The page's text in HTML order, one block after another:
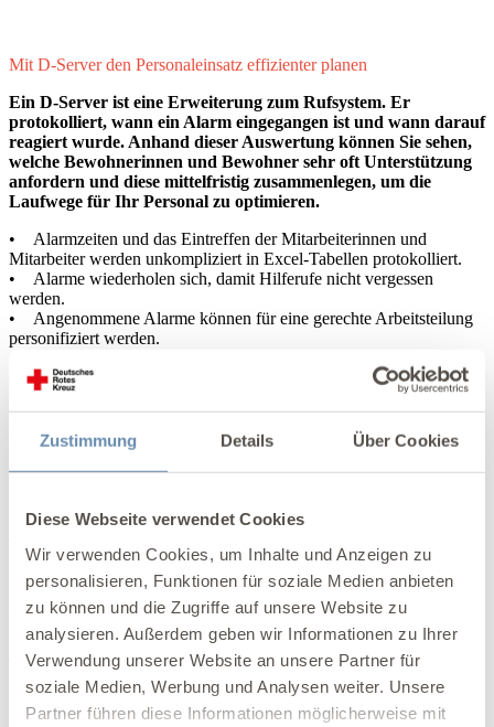
Zustimmung Details Über Cookies
Diese Webseite verwendet Cookies
Wir verwenden Cookies, um Inhalte und Anzeigen zu
personalisieren, Funktionen für soziale Medien anbieten
zu können und die Zugriffe auf unsere Website zu
analysieren. Außerdem geben wir Informationen zu Ihrer
Verwendung unserer Website an unsere Partner für
soziale Medien, Werbung und Analysen weiter. Unsere
Partner führen diese Informationen möglicherweise mit
Mit D-Server den Personaleinsatz effizienter planen
Ein D-Server ist eine Erweiterung zum Rufsystem. Er
protokolliert, wann ein Alarm eingegangen ist und wann darauf
reagiert wurde. Anhand dieser Auswertung können Sie sehen,
welche Bewohnerinnen und Bewohner sehr oft Unterstützung
anfordern und diese mittelfristig zusammenlegen, um die
Laufwege für Ihr Personal zu optimieren.
• Alarmzeiten und das Eintreffen der Mitarbeiterinnen und
Mitarbeiter werden unkompliziert in Excel-Tabellen protokolliert.
• Alarme wiederholen sich, damit Hilferufe nicht vergessen
werden.
• Angenommene Alarme können für eine gerechte Arbeitsteilung
personifiziert werden.
diesem quittiert werden – auch das verhindert ein Vergessen.
• Wird ein Alarm angenommen, erfolgt eine schriftliche
Darstellung, damit auf Hilferufe nicht doppelt reagiert wird.
Ansprechpartner für alle Fälle.
Bei der Sanierung von Bestandsobjekten können wir unser
Rufsystem auch bei laufendem Betrieb installieren – das
bedeutet für Sie, dass Ihre Mitarbeiterinnen und Mitarbeiter
nicht in ihrer Arbeit aufgehalten werden. Wir sind, nach einer
objektiven Beratung für Sophia, der Ansprechpartner, der Sie
rundum unterstützt und begleitet. Schließlich soll unser
Rufsystem Ihnen keine Arbeit machen, sondern genau diese
reduzieren.